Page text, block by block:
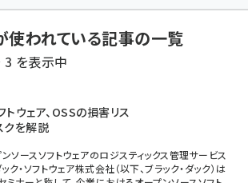
ーム貢献～仲間と築いた勝利の絆～ (2314)
んびり旅する晴山佳須夫のヒント集！ (2034)
使われている記事の一覧
を表示中
トウェア、OSSの損害リス
クを解説
ソースソフトウェアのロジスティックス管理サービス
ク・ソフトウェア株式会社（以下、ブラック・ダック）は